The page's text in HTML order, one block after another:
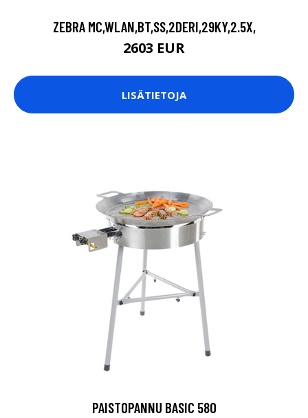
ZEBRA MC,WLAN,BT,SS,2DERI,29KY,2.5X,
2603 EUR
LISÄTIETOJA
PAISTOPANNU BASIC 580